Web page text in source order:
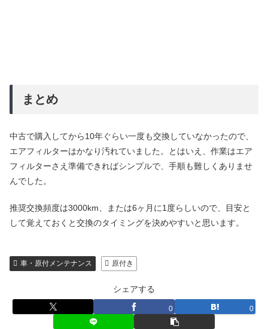
まとめ
中古で購入してから10年ぐらい一度も交換していなかったので、
エアフィルターはかなり汚れていました。とはいえ、作業はエア
フィルターさえ準備できればシンプルで、手順も難しくありませ
んでした。
推奨交換頻度は3000km、または6ヶ月に1度らしいので、目安と
して覚えておくと交換のタイミングを決めやすいと思います。
車・原付メンテナンス 原付き
シェアする
0 0